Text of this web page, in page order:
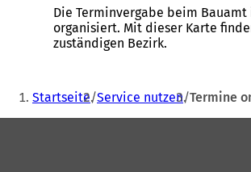
)
e
u
e
b
)
n
e
i
n
e
Die Terminvergabe beim Bauamt
organisiert. Mit dieser Karte
zuständigen Bezirk.
Sie
befinden
Startseite Service nutzen Termine